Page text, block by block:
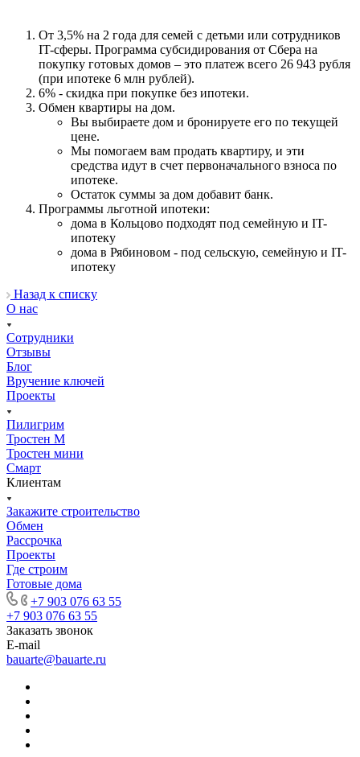
От 3,5% на 2 года для семей с детьми или сотрудников
IT-сферы. Программа субсидирования от Сбера на
покупку готовых домов – это платеж всего 26 943 рубля
(при ипотеке 6 млн рублей).
6% - скидка при покупке без ипотеки.
Обмен квартиры на дом.
Вы выбираете дом и бронируете его по текущей
цене.
Мы помогаем вам продать квартиру, и эти
средства идут в счет первоначального взноса по
ипотеке.
Остаток суммы за дом добавит банк.
Программы льготной ипотеки:
дома в Кольцово подходят под семейную и IT-
ипотеку
дома в Рябиновом - под сельскую, семейную и IT-
ипотеку
Назад к списку
О нас
Сотрудники
Отзывы
Блог
Вручение ключей
Проекты
Пилигрим
Тростен М
Тростен мини
Смарт
Клиентам
Закажите строительство
Обмен
Рассрочка
Проекты
Где строим
Готовые дома
+7 903 076 63 55
+7 903 076 63 55
Заказать звонок
E-mail
bauarte@bauarte.ru